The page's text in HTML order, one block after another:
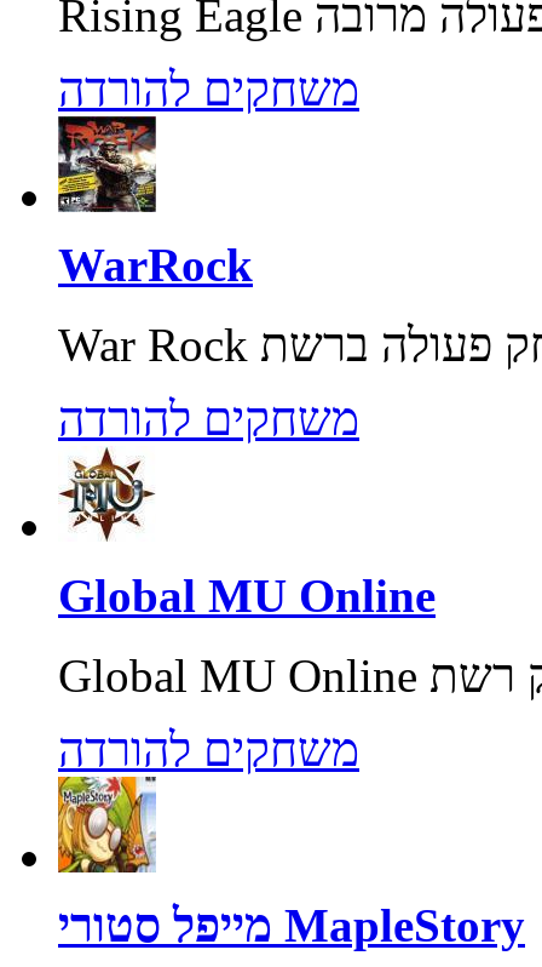
משחקים להורדה
WarRock
משחקים להורדה
Global MU Online
משחקים להורדה
מייפל סטורי MapleStory